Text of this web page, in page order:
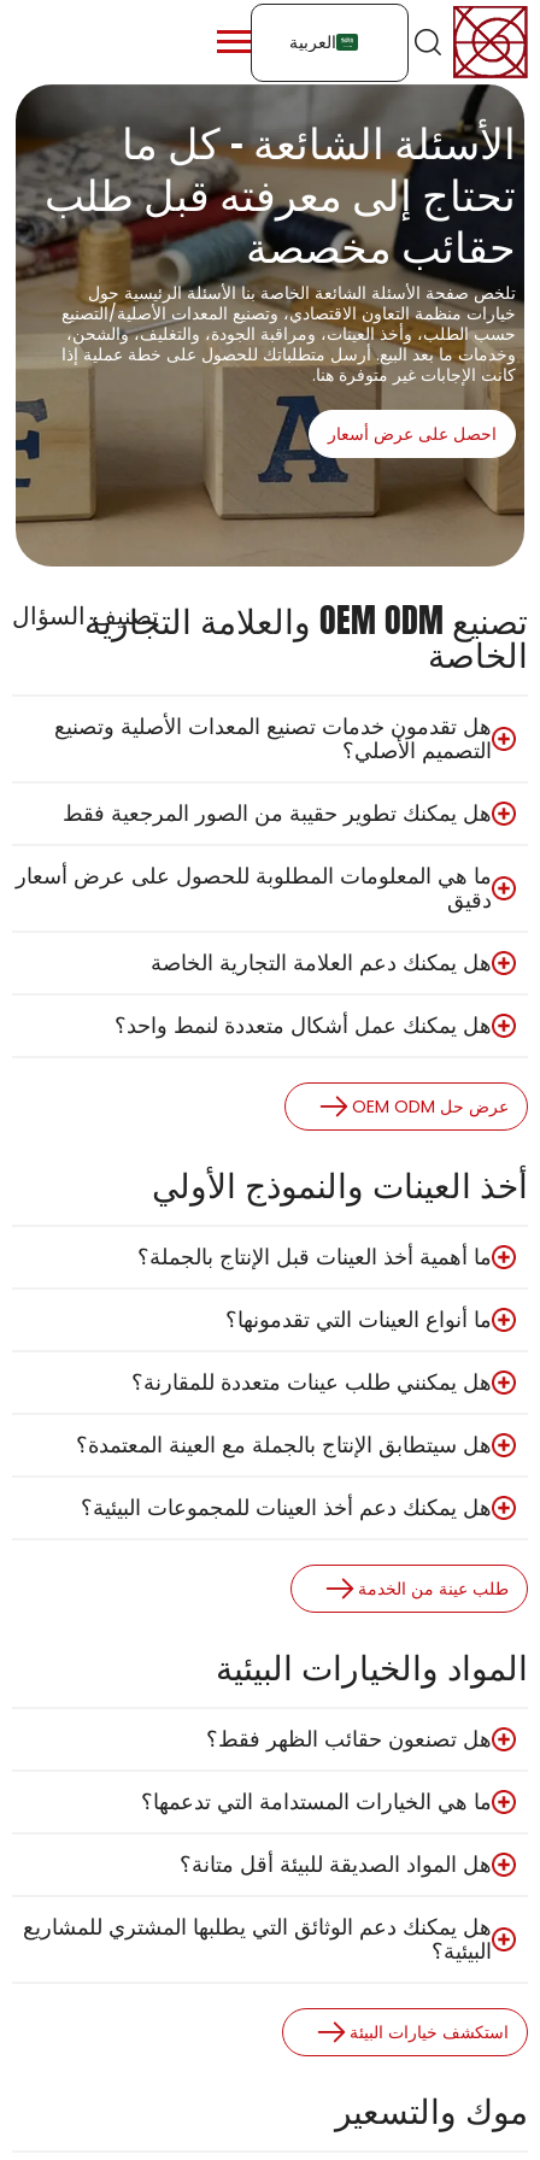
العربية
الأسئلة الشائعة - كل ما
تحتاج إلى معرفته قبل طلب
حقائب مخصصة
تلخص صفحة الأسئلة الشائعة الخاصة بنا الأسئلة الرئيسية حول
خيارات منظمة التعاون الاقتصادي، وتصنيع المعدات الأصلية/التصنيع
حسب الطلب، وأخذ العينات، ومراقبة الجودة، والتغليف، والشحن،
وخدمات ما بعد البيع. أرسل متطلباتك للحصول على خطة عملية إذا
كانت الإجابات غير متوفرة هنا.
احصل على عرض أسعار
تصنيف السؤالتصنيع OEM ODM والعلامة التجارية
الخاصة
هل تقدمون خدمات تصنيع المعدات الأصلية وتصنيع
التصميم الأصلي؟
هل يمكنك تطوير حقيبة من الصور المرجعية فقط
ما هي المعلومات المطلوبة للحصول على عرض أسعار
دقيق
هل يمكنك دعم العلامة التجارية الخاصة
هل يمكنك عمل أشكال متعددة لنمط واحد؟
عرض حل OEM ODM
أخذ العينات والنموذج الأولي
ما أهمية أخذ العينات قبل الإنتاج بالجملة؟
ما أنواع العينات التي تقدمونها؟
هل يمكنني طلب عينات متعددة للمقارنة؟
هل سيتطابق الإنتاج بالجملة مع العينة المعتمدة؟
هل يمكنك دعم أخذ العينات للمجموعات البيئية؟
طلب عينة من الخدمة
المواد والخيارات البيئية
هل تصنعون حقائب الظهر فقط؟
ما هي الخيارات المستدامة التي تدعمها؟
هل المواد الصديقة للبيئة أقل متانة؟
هل يمكنك دعم الوثائق التي يطلبها المشتري للمشاريع
البيئية؟
استكشف خيارات البيئة
موك والتسعير